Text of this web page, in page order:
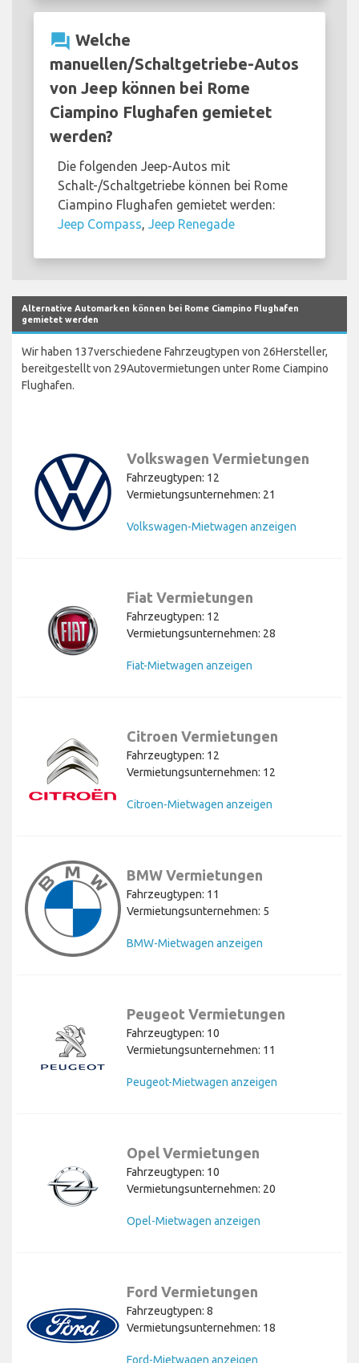
question_answer Welche
manuellen/Schaltgetriebe-Autos
von Jeep können bei Rome
Ciampino Flughafen gemietet
werden?
Die folgenden Jeep-Autos mit
Schalt-/Schaltgetriebe können bei Rome
Ciampino Flughafen gemietet werden:
Jeep Compass, Jeep Renegade
Alternative Automarken können bei Rome Ciampino Flughafen
gemietet werden
Wir haben 137verschiedene Fahrzeugtypen von 26Hersteller,
bereitgestellt von 29Autovermietungen unter Rome Ciampino
Flughafen.
Volkswagen Vermietungen
Fahrzeugtypen: 12
Vermietungsunternehmen: 21
Volkswagen-Mietwagen anzeigen
Fiat Vermietungen
Fahrzeugtypen: 12
Vermietungsunternehmen: 28
Fiat-Mietwagen anzeigen
Citroen Vermietungen
Fahrzeugtypen: 12
Vermietungsunternehmen: 12
Citroen-Mietwagen anzeigen
BMW Vermietungen
Fahrzeugtypen: 11
Vermietungsunternehmen: 5
BMW-Mietwagen anzeigen
Peugeot Vermietungen
Fahrzeugtypen: 10
Vermietungsunternehmen: 11
Peugeot-Mietwagen anzeigen
Opel Vermietungen
Fahrzeugtypen: 10
Vermietungsunternehmen: 20
Opel-Mietwagen anzeigen
Ford Vermietungen
Fahrzeugtypen: 8
Vermietungsunternehmen: 18
Ford-Mietwagen anzeigen